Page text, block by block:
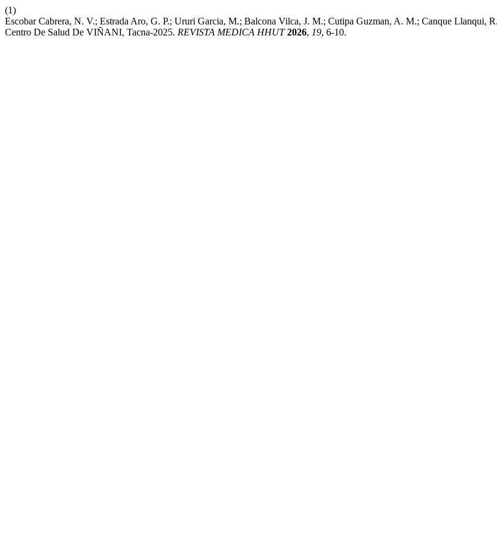
(1)
Escobar Cabrera, N. V.; Estrada Aro, G. P.; Ururi Garcia, M.; Balcona Vilca, J. M.; Cutipa Guzman, A. M.; Canque Llanqui,
Centro De Salud De VIÑANI, Tacna-2025. REVISTA MEDICA HHUT 2026, 19, 6-10.